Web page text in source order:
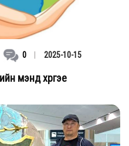
0 2025-10-15
мэнд хүргэе